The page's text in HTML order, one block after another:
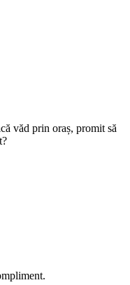
văd prin oraș, promit să